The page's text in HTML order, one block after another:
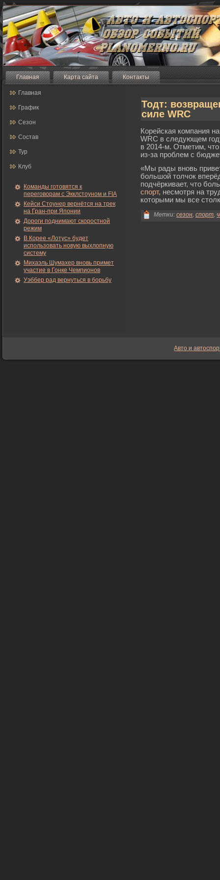
Главная Карта сайта Контакты
Главная
График
Сезон
Состав
Тур
Клуб
Команды готовятся к
переговорам с Экклстоуном и FIA
Кейси Стоунер вернётся на трек
на Гран-при Японии
Дороги поднимают скоростной
режим
В Корее «Лотус» будет
использовать новую выхлопную
систему
Михаэль Шумахер вновь примет
участие в Гонке Чемпионов
Уэббер рад вернуться в борьбу
Тодт:
силе WRC
Корейская компания
WRC в следующем
в 2014-м. Отметим,
из-за проблем с
«Мы рады вновь
большой толчок
подчёркивает, что
спорт, несмотря на
которыми мы все
Метки: сезон, спорт,
Авто и